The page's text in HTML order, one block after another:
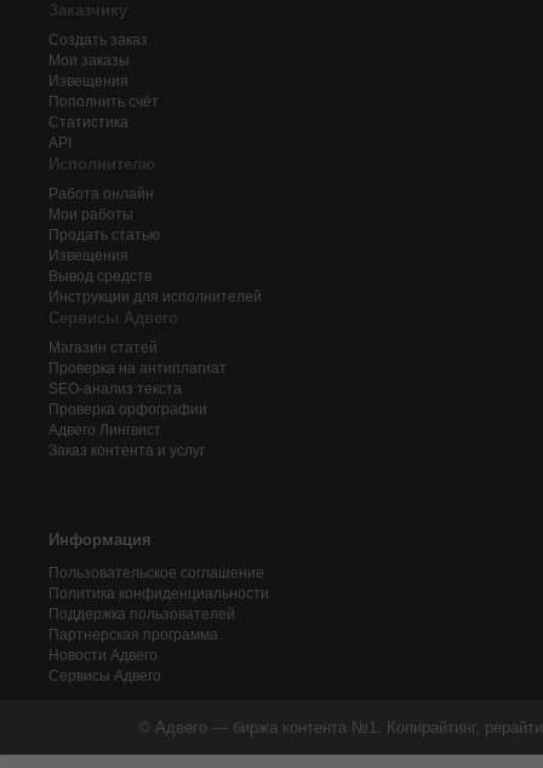
Заказчику
Создать заказ
Мои заказы
Извещения
Пополнить счёт
Статистика
API
Исполнителю
Работа онлайн
Мои работы
Продать статью
Извещения
Вывод средств
Инструкции для исполнителей
Сервисы Адвего
Магазин статей
Проверка на антиплагиат
SEO-анализ текста
Проверка орфографии
Адвего Лингвист
Заказ контента и услуг
Информация
Пользовательское соглашение
Политика конфиденциальности
Поддержка пользователей
Партнерская программа
Новости Адвего
Сервисы Адвего
© Адвего — биржа контента №1. Копирайтинг,